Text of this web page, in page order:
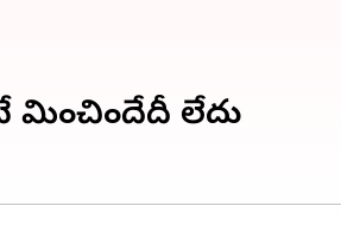
మించిందేదీ లేదు